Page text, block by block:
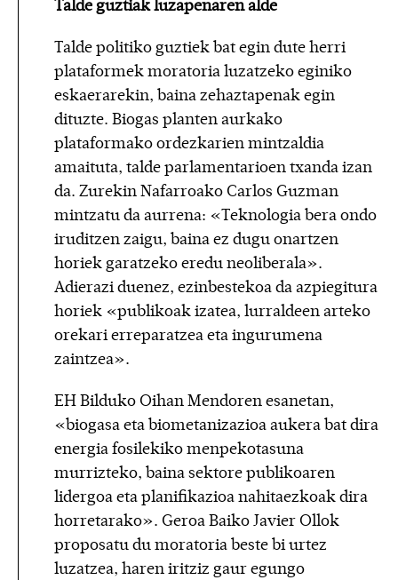
Talde guztiak luzapenaren alde
Talde politiko guztiek bat egin dute herri
plataformek moratoria luzatzeko eginiko
eskaerarekin, baina zehaztapenak egin
dituzte. Biogas planten aurkako
plataformako ordezkarien mintzaldia
amaituta, talde parlamentarioen txanda izan
da. Zurekin Nafarroako Carlos Guzman
mintzatu da aurrena: «Teknologia bera ondo
iruditzen zaigu, baina ez dugu onartzen
horiek garatzeko eredu neoliberala».
Adierazi duenez, ezinbestekoa da azpiegitura
horiek «publikoak izatea, lurraldeen arteko
orekari erreparatzea eta ingurumena
zaintzea».
EH Bilduko Oihan Mendoren esanetan,
«biogasa eta biometanizazioa aukera bat dira
energia fosilekiko menpekotasuna
murrizteko, baina sektore publikoaren
lidergoa eta planifikazioa nahitaezkoak dira
horretarako». Geroa Baiko Javier Ollok
proposatu du moratoria beste bi urtez
luzatzea, haren iritziz gaur egungo